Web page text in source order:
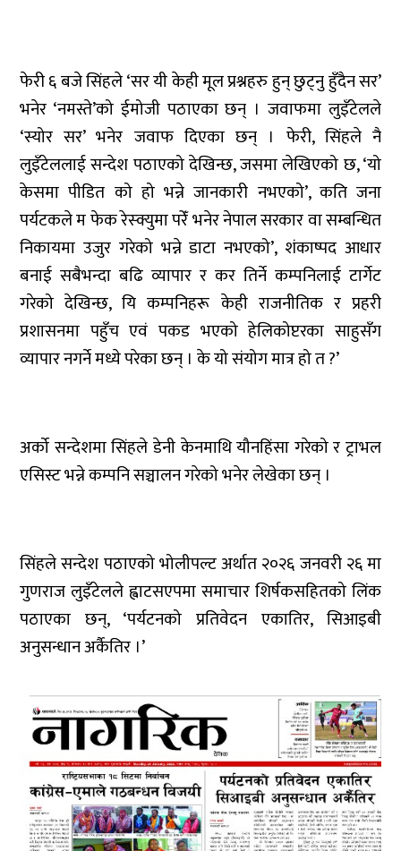
फेरी ६ बजे सिंहले ‘सर यी केही मूल प्रश्नहरु हुन् छुट्नु हुँदैन सर’
भनेर ‘नमस्ते’को ईमोजी पठाएका छन् । जवाफमा लुइँटेलले
‘स्योर सर’ भनेर जवाफ दिएका छन् । फेरी, सिंहले नै
लुइँटेललाई सन्देश पठाएको देखिन्छ, जसमा लेखिएको छ, ‘यो
केसमा पीडित को हो भन्ने जानकारी नभएको’, कति जना
पर्यटकले म फेक रेस्क्युमा परेँ भनेर नेपाल सरकार वा सम्बन्धित
निकायमा उजुर गरेको भन्ने डाटा नभएको’, शंकाष्पद आधार
बनाई सबैभन्दा बढि व्यापार र कर तिर्ने कम्पनिलाई टार्गेट
गरेको देखिन्छ, यि कम्पनिहरू केही राजनीतिक र प्रहरी
प्रशासनमा पहुँच एवं पकड भएको हेलिकोप्टरका साहुसँग
व्यापार नगर्ने मध्ये परेका छन् । के यो संयोग मात्र हो त ?’
अर्को सन्देशमा सिंहले डेनी केनमाथि यौनहिंसा गरेको र ट्राभल
एसिस्ट भन्ने कम्पनि सञ्चालन गरेको भनेर लेखेका छन् ।
सिंहले सन्देश पठाएको भोलीपल्ट अर्थात २०२६ जनवरी २६ मा
गुणराज लुइँटेलले ह्वाटसएपमा समाचार शिर्षकसहितको लिंक
पठाएका छन्, ‘पर्यटनको प्रतिवेदन एकातिर, सिआइबी
अनुसन्धान अर्कैतिर ।’